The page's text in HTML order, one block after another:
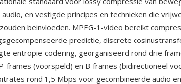
en vestigde principes en technieken die
beinvloeden. MPEG-1-video bereikt
predictie, discrete
entropie-codering, georganiseerd rond drie
frames (voorspeld) en B-frames (bidirectioneel
rond 1,5 Mbps voor gecombineerde audio